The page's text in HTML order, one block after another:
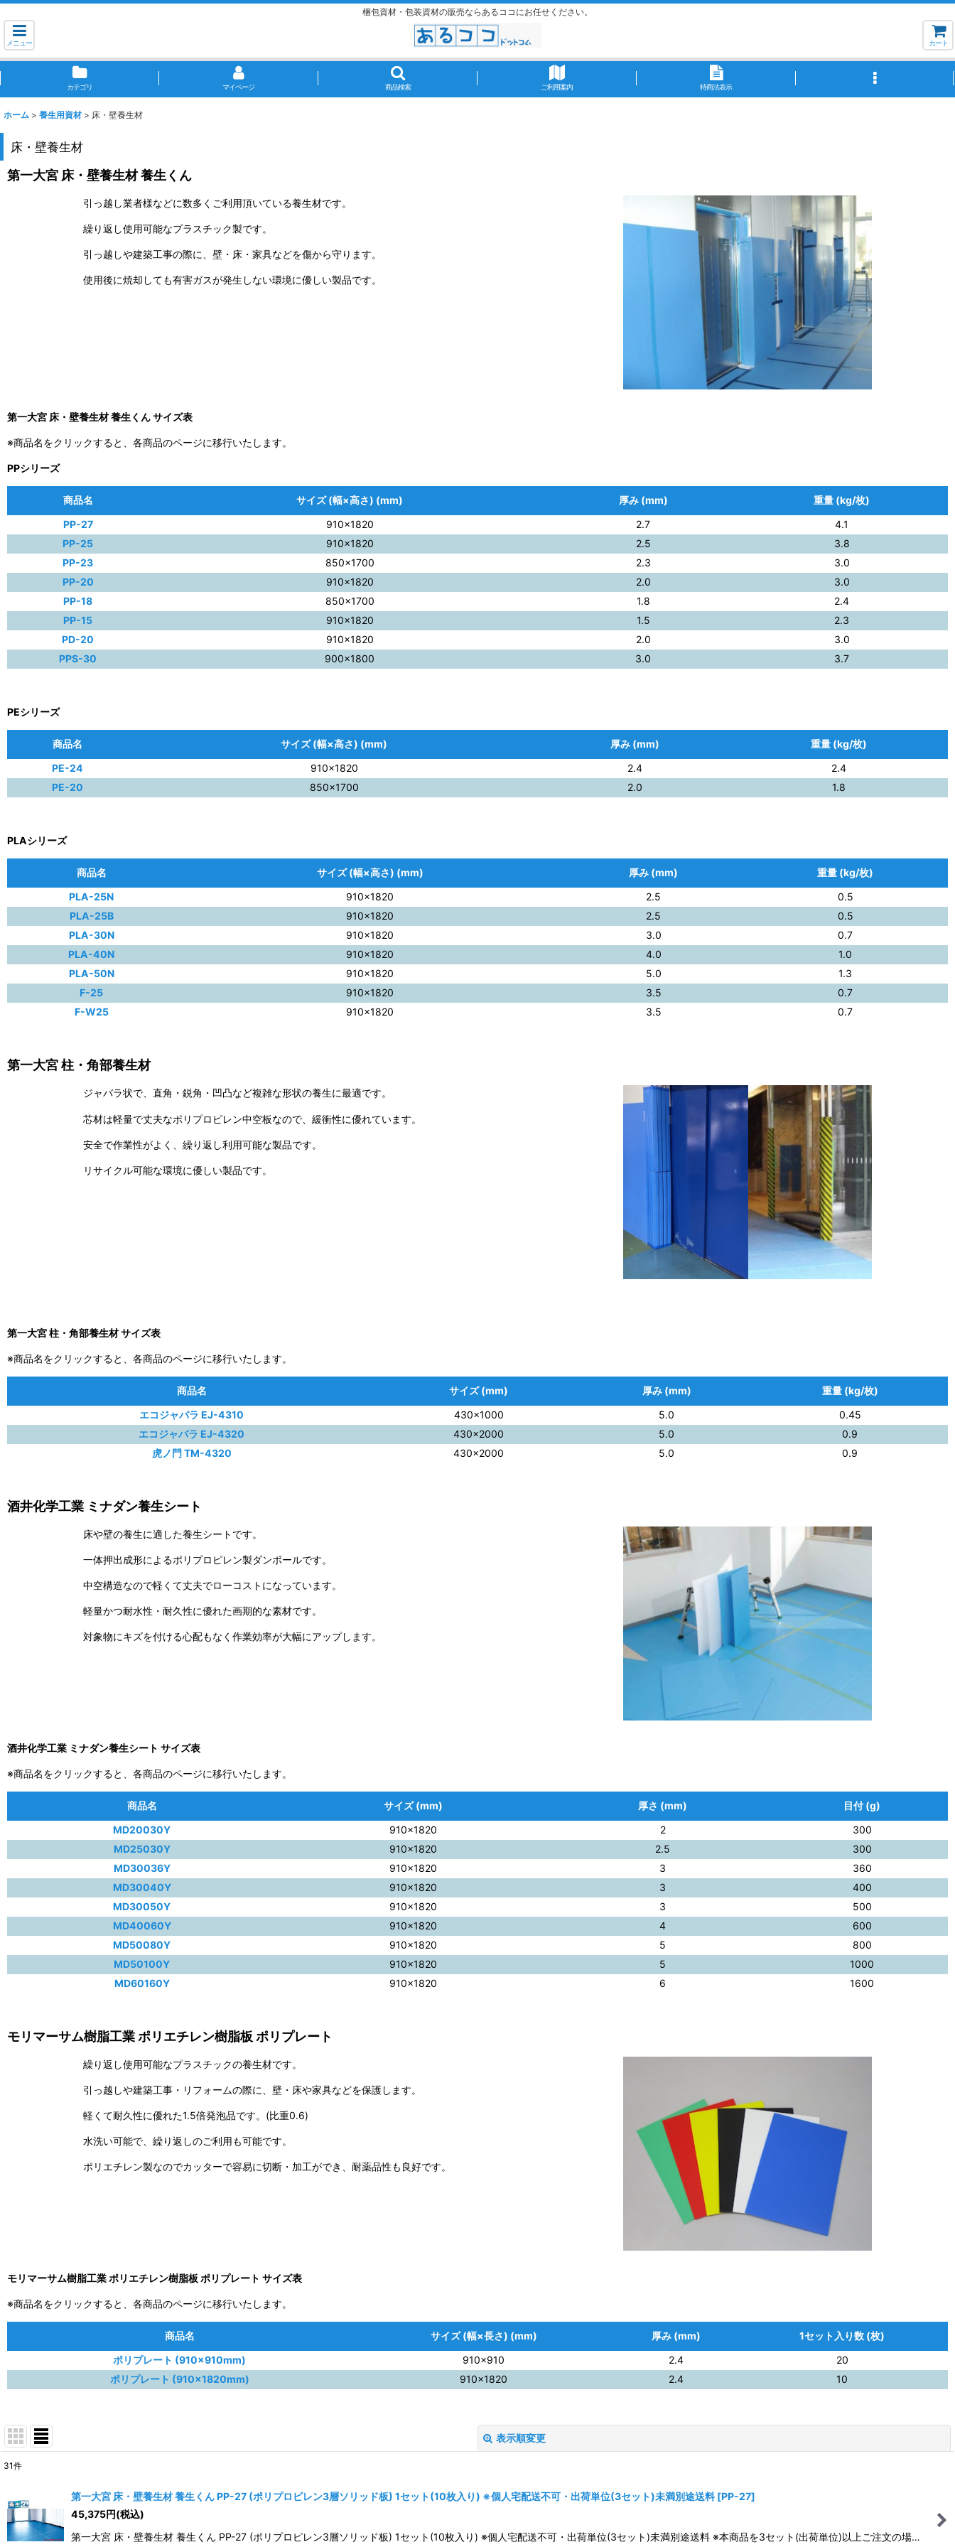
梱包資材・包装資材の販売ならあるココにお任せください。
メニュー カート
カテゴリ マイページ 商品検索 ご利用案内 特商法表示
ホーム > 養生用資材 > 床・壁養生材
床・壁養生材
第一大宮 床・壁養生材 養生くん
引っ越し業者様などに数多くご利用頂いている養生材です。
繰り返し使用可能なプラスチック製です。
引っ越しや建築工事の際に、壁・床・家具などを傷から守ります。
使用後に焼却しても有害ガスが発生しない環境に優しい製品です。
第一大宮 床・壁養生材 養生くん サイズ表
※商品名をクリックすると、各商品のページに移行いたします。
PPシリーズ
商品名 サイズ (幅×高さ) (mm) 厚み (mm)
重量 (kg/枚)
PP-27
910×1820 2.7
4.1
PP-25
910×1820 2.5
3.8
PP-23
850×1700 2.3
3.0
PP-20
910×1820 2.0
3.0
PP-18
850×1700 1.8
2.4
PP-15
910×1820 1.5
2.3
PD-20
910×1820 2.0
3.0
PPS-30
900×1800 3.0 3.7
PEシリーズ
商品名 サイズ (幅×高さ) (mm) 厚み (mm)
重量 (kg/枚)
PE-24
910×1820 2.4
2.4
PE-20
850×1700 2.0 1.8
PLAシリーズ
商品名 サイズ (幅×高さ) (mm) 厚み (mm)
重量 (kg/枚)
PLA-25N
910×1820 2.5
0.5
PLA-25B
910×1820 2.5
0.5
PLA-30N
910×1820 3.0
0.7
PLA-40N
910×1820 4.0
1.0
PLA-50N
910×1820 5.0
1.3
F-25
910×1820 3.5
0.7
F-W25
910×1820 3.5 0.7
第一大宮 柱・角部養生材
ジャバラ状で、直角・鋭角・凹凸など複雑な形状の養生に最適です。
芯材は軽量で丈夫なポリプロピレン中空板なので、緩衝性に優れています。
安全で作業性がよく、繰り返し利用可能な製品です。
リサイクル可能な環境に優しい製品です。
第一大宮 柱・角部養生材 サイズ表
※商品名をクリックすると、各商品のページに移行いたします。
商品名 サイズ (mm) 厚み (mm)
重量 (kg/枚)
エコジャバラ EJ-4310
430×1000 5.0
0.45
エコジャバラ EJ-4320
430×2000 5.0
0.9
虎ノ門 TM-4320
430×2000 5.0 0.9
酒井化学工業 ミナダン養生シート
床や壁の養生に適した養生シートです。
一体押出成形によるポリプロピレン製ダンボールです。
中空構造なので軽くて丈夫でローコストになっています。
軽量かつ耐水性・耐久性に優れた画期的な素材です。
対象物にキズを付ける心配もなく作業効率が大幅にアップします。
酒井化学工業 ミナダン養生シート サイズ表
※商品名をクリックすると、各商品のページに移行いたします。
商品名 サイズ (mm) 厚さ (mm)
目付 (g)
MD20030Y
910×1820 2
300
MD25030Y
910×1820 2.5
300
MD30036Y
910×1820 3
360
MD30040Y
910×1820 3
400
MD30050Y
910×1820 3
500
MD40060Y
910×1820 4
600
MD50080Y
910×1820 5
800
MD50100Y
910×1820 5
1000
MD60160Y
910×1820 6 1600
モリマーサム樹脂工業 ポリエチレン樹脂板 ポリプレート
繰り返し使用可能なプラスチックの養生材です。
引っ越しや建築工事・リフォームの際に、壁・床や家具などを保護します。
軽くて耐久性に優れた1.5倍発泡品です。(比重0.6)
水洗い可能で、繰り返しのご利用も可能です。
ポリエチレン製なのでカッターで容易に切断・加工ができ、耐薬品性も良好です。
モリマーサム樹脂工業 ポリエチレン樹脂板 ポリプレート サイズ表
※商品名をクリックすると、各商品のページに移行いたします。
商品名 サイズ (幅×長さ) (mm) 厚み (mm)
1セット入り数 (枚)
ポリプレート (910×910mm)
910×910 2.4
20
ポリプレート (910×1820mm)
910×1820 2.4 10
表示順変更
並び順
31件
第一大宮 床・壁養生材 養生くん PP-27 (ポリプロピレン3層ソリッド板) 1セット(10枚入り) ※個人宅配送不可・出荷単位(3セット)未満別途送料 [PP-27]
45,375円(税込)
第一大宮 床・壁養生材 養生くん PP-27 (ポリプロピレン3層ソリッド板) 1セット(10枚入り) ※個人宅配送不可・出荷単位(3セット)未満別途送料 ※本商品を3セット(出荷単位)以上ご注文の場…